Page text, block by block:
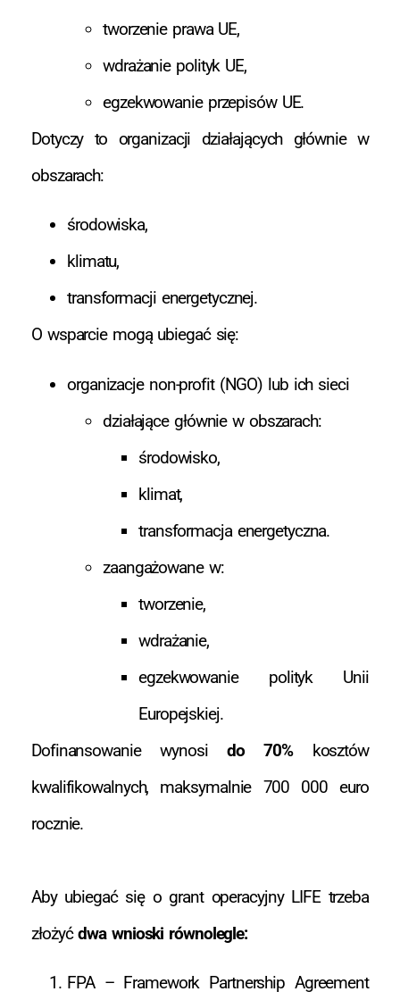
tworzenie prawa UE,
wdrażanie polityk UE,
egzekwowanie przepisów UE.
Dotyczy to organizacji działających głównie w
obszarach:
środowiska,
klimatu,
transformacji energetycznej.
O wsparcie mogą ubiegać się:
organizacje non-profit (NGO) lub ich sieci
działające głównie w obszarach:
środowisko,
klimat,
transformacja energetyczna.
zaangażowane w:
tworzenie,
wdrażanie,
egzekwowanie polityk Unii
Europejskiej.
Dofinansowanie wynosido 70%kosztów
kwalifikowalnych, maksymalnie 700 000 euro
rocznie.
Aby ubiegać się o grant operacyjny LIFE trzeba
złożyćdwa wnioski równolegle:
FPA – Framework Partnership Agreement